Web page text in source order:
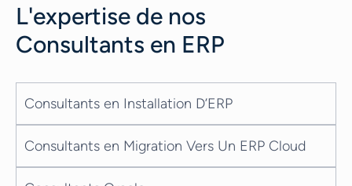
hausse des freelances à plein temps,
passant de 13,6 millions à 21,6 millions. De
plus, face...
L'expertise de nos
Consultants en ERP
Consultants en Installation D’ERP
Consultants en Migration Vers Un ERP Cloud